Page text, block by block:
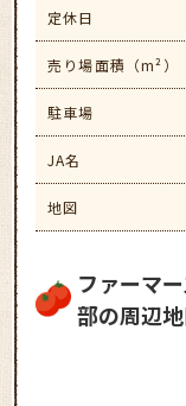
定休日
売り場面積（m²）
駐車場
JA名
地図
ファーマ
部の周辺